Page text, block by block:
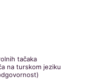
tačaka
na turskom jeziku